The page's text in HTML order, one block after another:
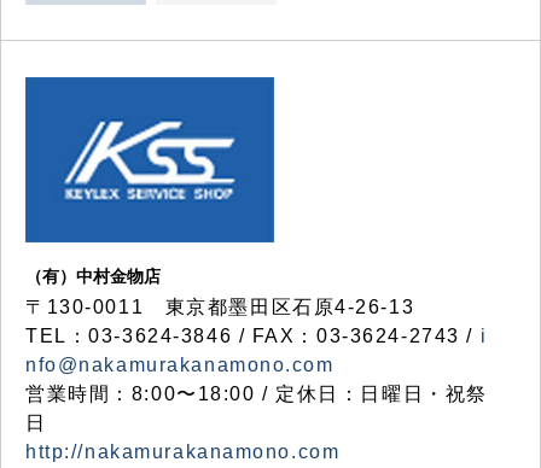
（有）中村金物店
〒130-0011 東京都墨田区石原4-26-13
TEL：03-3624-3846 / FAX：03-3624-2743 / i
nfo@nakamurakanamono.com
営業時間：8:00〜18:00 / 定休日：日曜日・祝祭
日
http://nakamurakanamono.com